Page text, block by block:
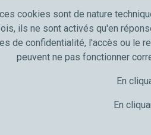
cookies sont de nature
ils ne sont activés qu'en
de confidentialité, l'accès ou le
peuvent ne pas fonctionner
En
En